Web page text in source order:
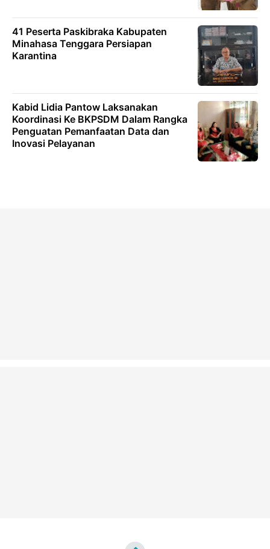
41 Peserta Paskibraka Kabupaten
Minahasa Tenggara Persiapan
Karantina
Kabid Lidia Pantow Laksanakan
Koordinasi Ke BKPSDM Dalam Rangka
Penguatan Pemanfaatan Data dan
Inovasi Pelayanan